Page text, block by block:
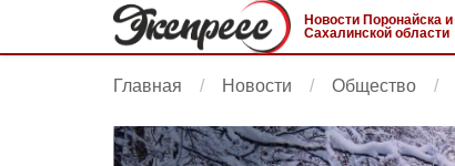
Новости Поронайска и
Сахалинской области
Главная Новости Общество